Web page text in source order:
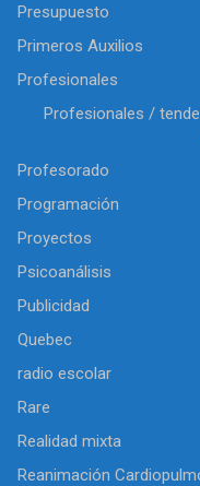
Presupuesto
Primeros Auxilios
Profesionales
Profesionales /
Profesorado
Programación
Proyectos
Psicoanálisis
Publicidad
Quebec
radio escolar
Rare
Realidad mixta
Reanimación